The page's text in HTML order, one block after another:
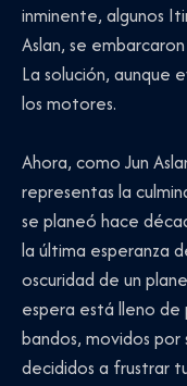
inminente, algunos
Aslan, se
La solución, aunque
los motores.
Ahora, como Jun
representas la
se planeó hace
la última esperanza
oscuridad de un
espera está lleno de
bandos, movidos
decididos a frustrar